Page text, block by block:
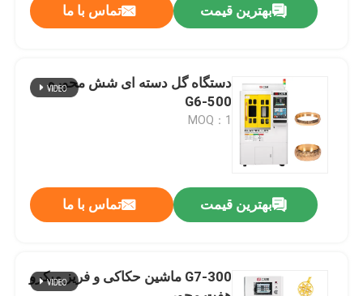
بهترین قیمت تماس با ما
دستگاه گل دسته ای شش محوره
G6-500
MOQ：1
بهترین قیمت تماس با ما
G7-300 ماشین حکاکی و فریز میکرو